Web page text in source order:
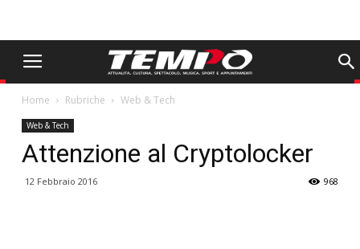
Home Rubriche Web & Tech
Web & Tech
Attenzione al Cryptolocker
12 Febbraio 2016 968